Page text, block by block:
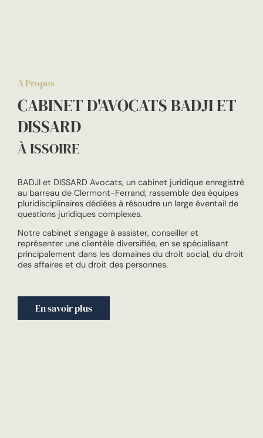
A Propos
CABINET D'AVOCATS BADJI ET
DISSARD
À ISSOIRE
BADJI et DISSARD Avocats, un cabinet juridique enregistré
au barreau de Clermont-Ferrand, rassemble des équipes
pluridisciplinaires dédiées à résoudre un large éventail de
questions juridiques complexes.
Notre cabinet s’engage à assister, conseiller et
représenter une clientèle diversifiée, en se spécialisant
principalement dans les domaines du droit social, du droit
des affaires et du droit des personnes.
En savoir plus